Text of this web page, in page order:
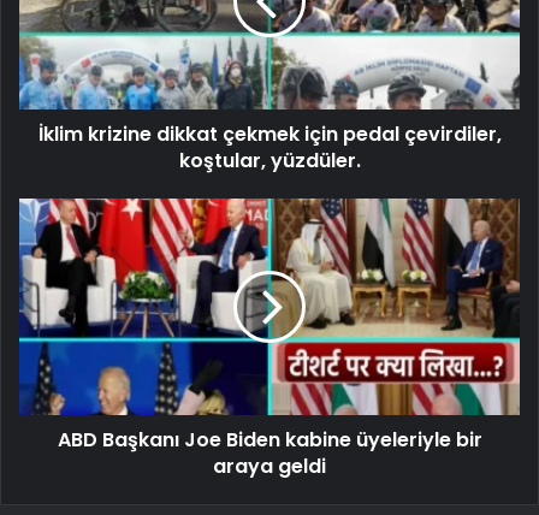
İklim krizine dikkat çekmek için pedal çevirdiler,
koştular, yüzdüler.
ABD Başkanı Joe Biden kabine üyeleriyle bir
araya geldi